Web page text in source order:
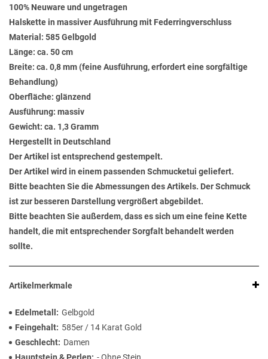
100% Neuware und ungetragen
Halskette in massiver Ausführung mit Federringverschluss
Material: 585 Gelbgold
Länge: ca. 50 cm
Breite: ca. 0,8 mm (feine Ausführung, erfordert eine sorgfältige
Behandlung)
Oberfläche: glänzend
Ausführung: massiv
Gewicht: ca. 1,3 Gramm
Hergestellt in Deutschland
Der Artikel ist entsprechend gestempelt.
Der Artikel wird in einem passenden Schmucketui geliefert.
Bitte beachten Sie die Abmessungen des Artikels. Der Schmuck
ist zur besseren Darstellung vergrößert abgebildet.
Bitte beachten Sie außerdem, dass es sich um eine feine Kette
handelt, die mit entsprechender Sorgfalt behandelt werden
sollte.
Artikelmerkmale
Edelmetall
Gelbgold
Feingehalt
585er / 14 Karat Gold
Geschlecht
Damen